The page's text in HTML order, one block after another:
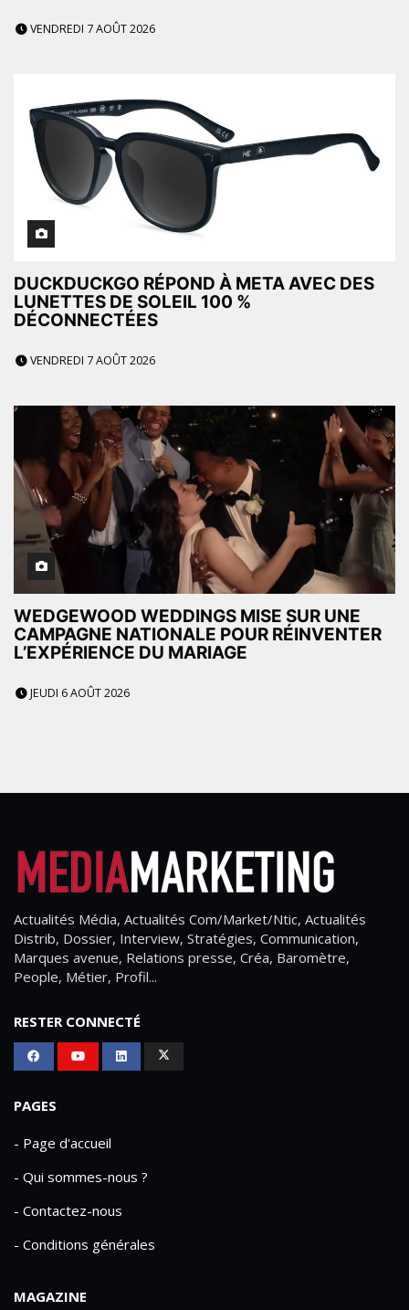
VENDREDI 7 AOÛT 2026
DUCKDUCKGO RÉPOND À META AVEC DES
LUNETTES DE SOLEIL 100 %
DÉCONNECTÉES
VENDREDI 7 AOÛT 2026
WEDGEWOOD WEDDINGS MISE SUR UNE
CAMPAGNE NATIONALE POUR RÉINVENTER
L’EXPÉRIENCE DU MARIAGE
JEUDI 6 AOÛT 2026
Actualités Média, Actualités Com/Market/Ntic, Actualités
Distrib, Dossier, Interview, Stratégies, Communication,
Marques avenue, Relations presse, Créa, Baromètre,
People, Métier, Profil...
RESTER CONNECTÉ
PAGES
- Page d'accueil
- Qui sommes-nous ?
- Contactez-nous
- Conditions générales
MAGAZINE